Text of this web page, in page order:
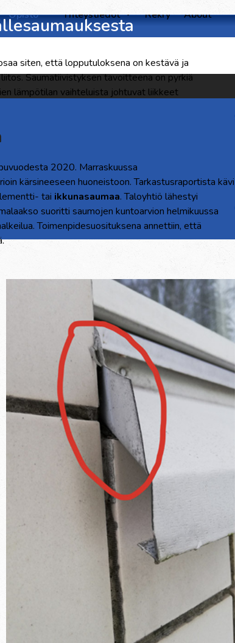
Opisto Yhteystiedot Rekry About
siten, että lopputuloksena on kestävä ja
Saumatiivistyksen tavoitteena on pyrkiä
lämpötilan vaihteluista johtuvat liikkeet
2020. Marraskuussa
kärsineeseen huoneistoon. Tarkastusraportista kävi
tai ikkunasaumaa. Taloyhtiö lähestyi
suoritti saumojen kuntoarvion helmikuussa
Toimenpidesuosituksena annettiin, että